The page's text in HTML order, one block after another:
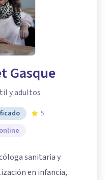
Gasque
y adultos
5
sanitaria y
en infancia,